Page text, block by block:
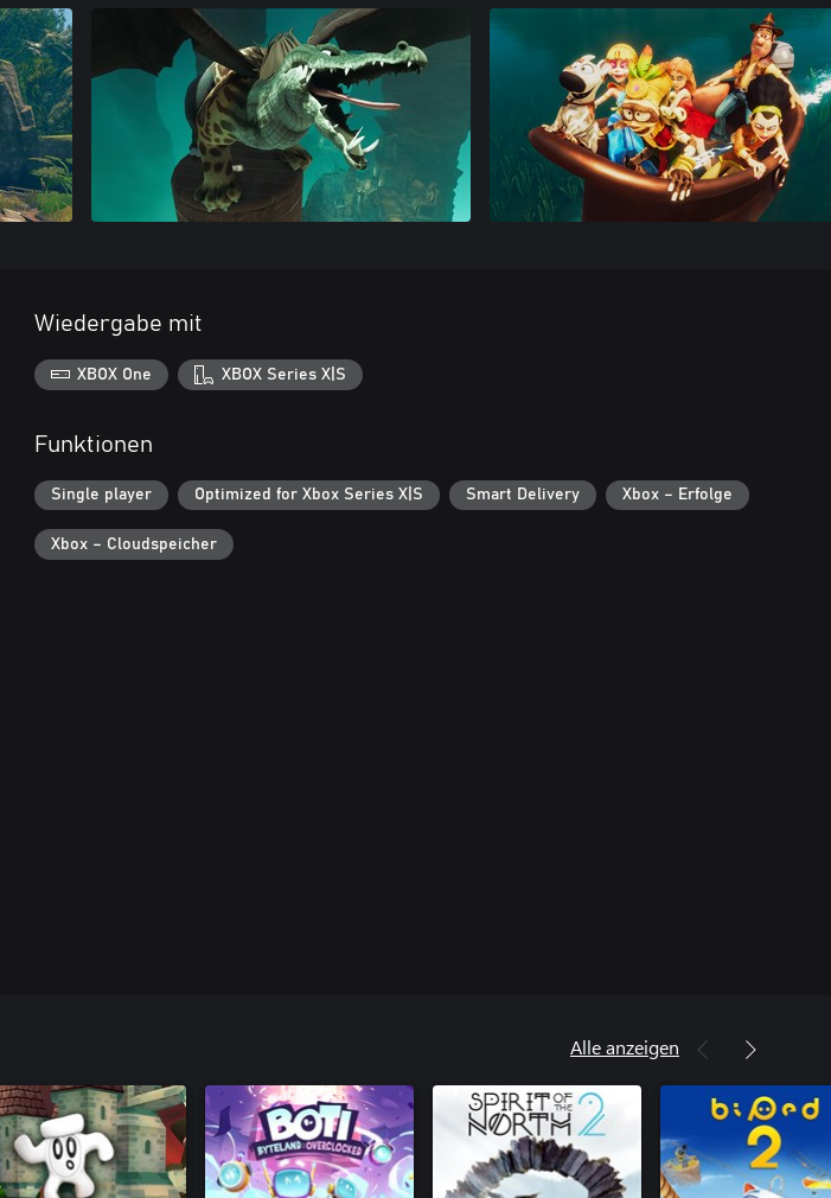
Wiedergabe mit
XBOX One XBOX Series X|S
Funktionen
Single player Optimized for Xbox Series X|S Smart Delivery Xbox – Erfolge
Xbox – Cloudspeicher
Alle anzeigen